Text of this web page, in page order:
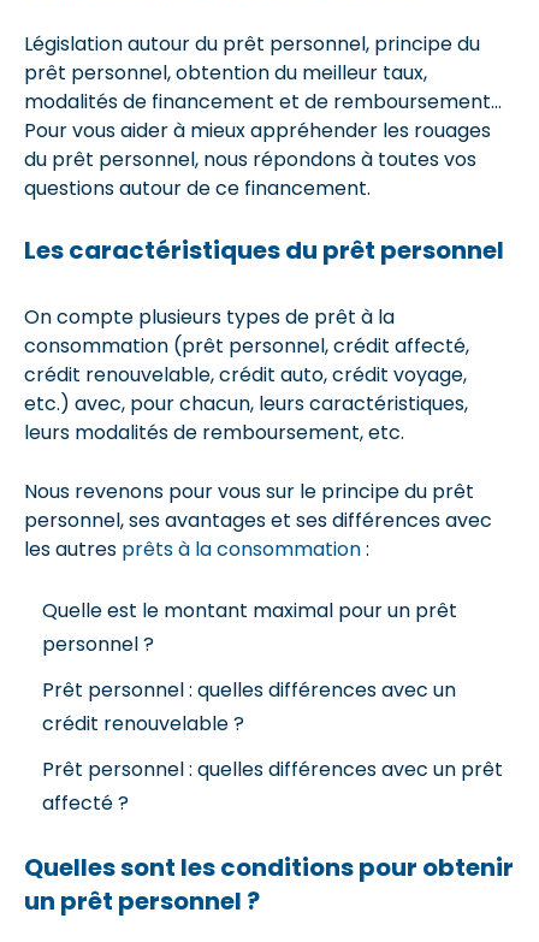
Législation autour du prêt personnel, principe du
prêt personnel, obtention du meilleur taux,
modalités de financement et de remboursement...
Pour vous aider à mieux appréhender les rouages
du prêt personnel, nous répondons à toutes vos
questions autour de ce financement.
Les caractéristiques du prêt personnel
On compte plusieurs types de prêt à la
consommation (prêt personnel, crédit affecté,
crédit renouvelable, crédit auto, crédit voyage,
etc.) avec, pour chacun, leurs caractéristiques,
leurs modalités de remboursement, etc.
Nous revenons pour vous sur le principe du prêt
personnel, ses avantages et ses différences avec
les autres prêts à la consommation:
Quelle est le montant maximal pour un prêt
personnel ?
Prêt personnel : quelles différences avec un
crédit renouvelable ?
Prêt personnel : quelles différences avec un prêt
affecté ?
Quelles sont les conditions pour obtenir
un prêt personnel ?